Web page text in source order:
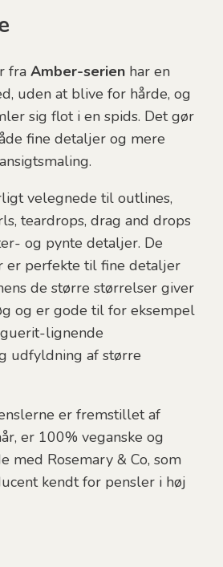
fra Amber-serien har en
uden at blive for hårde, og
sig flot i en spids. Det gør
fine detaljer og mere
velegnede til outlines,
teardrops, drag and drops
og pynte detaljer. De
er perfekte til fine detaljer
de større størrelser giver
og er gode til for eksempel
lignende
udfyldning af større
er fremstillet af
er 100% veganske og
med Rosemary & Co, som
kendt for pensler i høj